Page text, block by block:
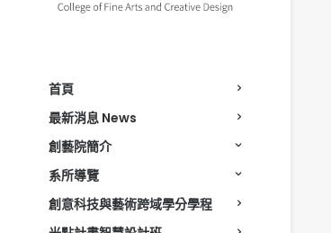
首頁
最新消息 News
創藝院簡介
系所導覽
創意科技與藝術跨域學分學程